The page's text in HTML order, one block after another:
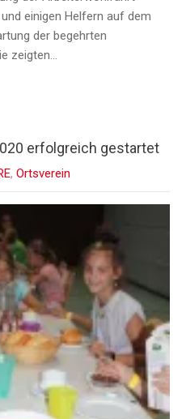
einigen Helfern auf dem
der begehrten
zeigten…
erfolgreich gestartet
, Ortsverein